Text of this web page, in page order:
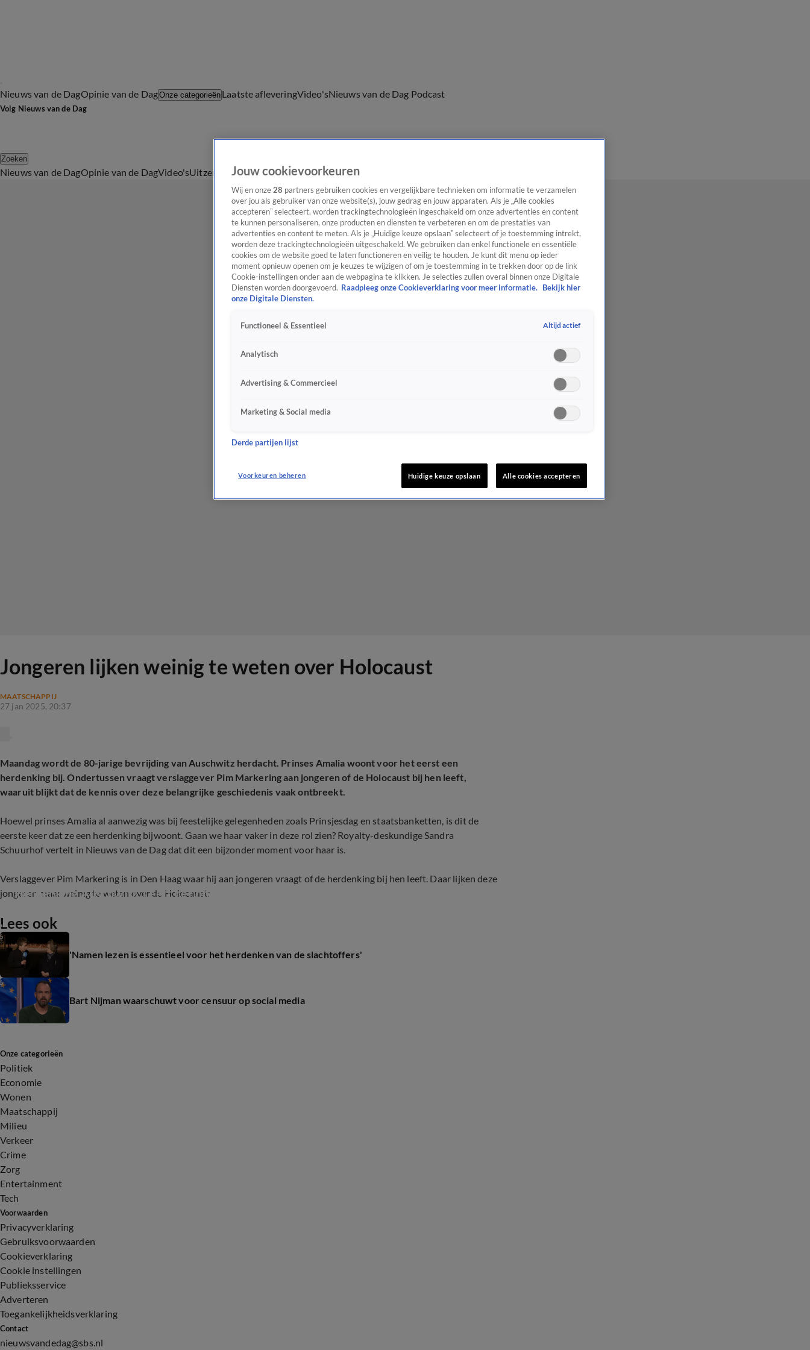
Nieuws van de DagOpinie van de DagOnze categorieën Laatste afleveringVideo'sNieuws van de Dag Podcast
Volg Nieuws van de Dag
Zoeken
Nieuws van de DagOpinie van de DagVideo'sUitzendingenPodcastPanelContact
Jongeren lijken weinig te weten over Holocaust
MAATSCHAPPIJ
27 jan 2025, 20:37
Maandag wordt de 80-jarige bevrijding van Auschwitz herdacht. Prinses Amalia woont voor het eerst een
herdenking bij. Ondertussen vraagt verslaggever Pim Markering aan jongeren of de Holocaust bij hen leeft,
waaruit blijkt dat de kennis over deze belangrijke geschiedenis vaak ontbreekt.
Hoewel prinses Amalia al aanwezig was bij feestelijke gelegenheden zoals Prinsjesdag en staatsbanketten, is dit de
eerste keer dat ze een herdenking bijwoont. Gaan we haar vaker in deze rol zien? Royalty-deskundige Sandra
Schuurhof vertelt in Nieuws van de Dag dat dit een bijzonder moment voor haar is.
Verslaggever Pim Markering is in Den Haag waar hij aan jongeren vraagt of de herdenking bij hen leeft. Daar lijken deze
jongeren maar weinig te weten over de Holocaust:
1:18
Herdenking Auschwitz: Leeft het onder de jongeren in Den Haag?
Lees ook
'Namen lezen is essentieel voor het herdenken van de slachtoffers'
Bart Nijman waarschuwt voor censuur op social media
Onze categorieën
Politiek
Economie
Wonen
Maatschappij
Milieu
Verkeer
Crime
Zorg
Entertainment
Tech
Voorwaarden
Privacyverklaring
Gebruiksvoorwaarden
Cookieverklaring
Cookie instellingen
Publieksservice
Adverteren
Toegankelijkheidsverklaring
Contact
nieuwsvandedag@sbs.nl
Jouw cookievoorkeuren
Wij en onze 28 partners gebruiken cookies en vergelijkbare technieken om informatie te verzamelen
over jou als gebruiker van onze website(s), jouw gedrag en jouw apparaten. Als je „Alle cookies
accepteren” selecteert, worden trackingtechnologieën ingeschakeld om onze advertenties en content
te kunnen personaliseren, onze producten en diensten te verbeteren en om de prestaties van
advertenties en content te meten. Als je „Huidige keuze opslaan” selecteert of je toestemming intrekt,
worden deze trackingtechnologieën uitgeschakeld. We gebruiken dan enkel functionele en essentiële
cookies om de website goed te laten functioneren en veilig te houden. Je kunt dit menu op ieder
moment opnieuw openen om je keuzes te wijzigen of om je toestemming in te trekken door op de link
Cookie-instellingen onder aan de webpagina te klikken. Je selecties zullen overal binnen onze Digitale
Diensten worden doorgevoerd. Raadpleeg onze Cookieverklaring voor meer informatie.
Bekijk hier
onze Digitale Diensten.
Functioneel & Essentieel Altijd actief
Analytisch
Advertising & Commercieel
Marketing & Social media
Derde partijen lijst
Voorkeuren beheren Huidige keuze opslaan Alle cookies accepteren